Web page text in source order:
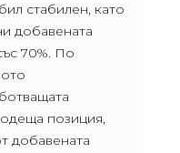
стабилен, като
добавената
70%. По
позиция,
добавената